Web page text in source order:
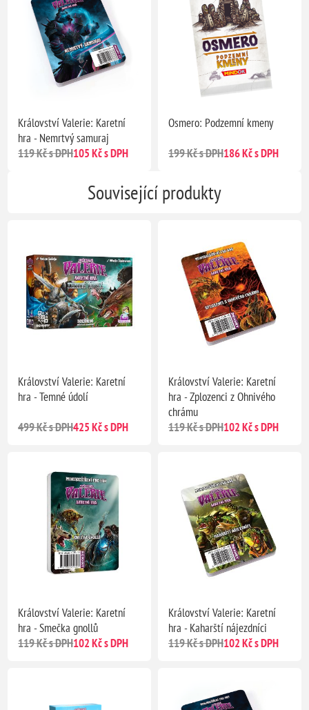
Království Valerie: Karetní
hra - Nemrtvý samuraj
119 Kč s DPH105 Kč s DPH
Osmero: Podzemní kmeny
199 Kč s DPH186 Kč s DPH
Související produkty
Království Valerie: Karetní
hra - Temné údolí
499 Kč s DPH425 Kč s DPH
Království Valerie: Karetní
hra - Zplozenci z Ohnivého
chrámu
119 Kč s DPH102 Kč s DPH
Království Valerie: Karetní
hra - Smečka gnollů
119 Kč s DPH102 Kč s DPH
Království Valerie: Karetní
hra - Kaharští nájezdníci
119 Kč s DPH102 Kč s DPH